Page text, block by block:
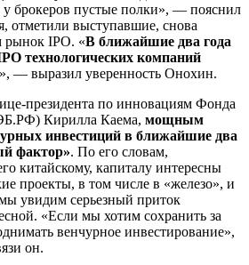
брокеров пустые полки», — пояснил
отметили выступавшие, снова
рынок IPO. «В ближайшие два года
технологических компаний
», — выразил уверенность Онохин.
президента по инновациям Фонда
Кирилла Каема, мощным
инвестиций в ближайшие два
фактор». По его словам,
китайскому, капиталу интересны
проекты, в том числе в «железо», и
увидим серьезный приток
«Если мы хотим сохранить за
венчурное инвестирование»,
он.